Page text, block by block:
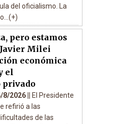
del oficialismo. La
pero estamos
Milei
económica
el
privado
8/2026 ||
El Presidente
refirió a las
de las